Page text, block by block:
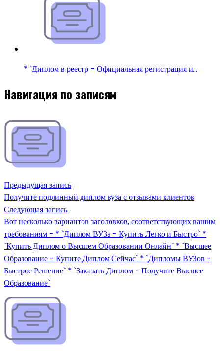
* `Диплом в реестр - Официальная регистрация и…
Навигация по записям
Предыдущая запись
Получите подлинный диплом вуза с отзывами клиентов
Следующая запись
Вот несколько вариантов заголовков, соответствующих вашим
требованиям - * `Диплом ВУЗа - Купить Легко и Быстро` *
`Купить Диплом о Высшем Образовании Онлайн` * `Высшее
Образование - Купите Диплом Сейчас` * `Дипломы ВУЗов -
Быстрое Решение` * `Заказать Диплом - Получите Высшее
Образование`